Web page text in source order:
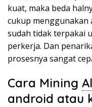
kuat, maka beda
cukup
sudah tidak terpakai
perkerja. Dan
prosesnya sangat
Cara Mining
android atau